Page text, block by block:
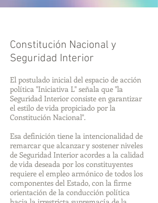
Constitución Nacional y
Seguridad Interior
El postulado inicial del espacio de acción
política "Iniciativa L" señala que "la
Seguridad Interior consiste en garantizar
el estilo de vida propiciado por la
Constitución Nacional".
Esa definición tiene la intencionalidad de
remarcar que alcanzar y sostener niveles
de Seguridad Interior acordes a la calidad
de vida deseada por los constituyentes
requiere el empleo armónico de todos los
componentes del Estado, con la firme
orientación de la conducción política